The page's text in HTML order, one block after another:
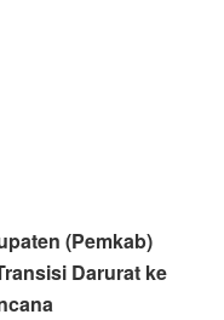
(Pemkab)
Darurat ke